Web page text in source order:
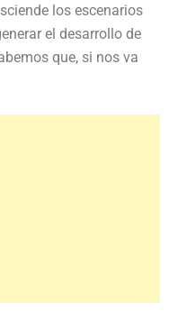
los escenarios
el desarrollo de
que, si nos va